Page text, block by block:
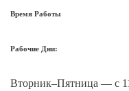
Время Работы
Рабочие Дни:
Вторник–Пятница — с